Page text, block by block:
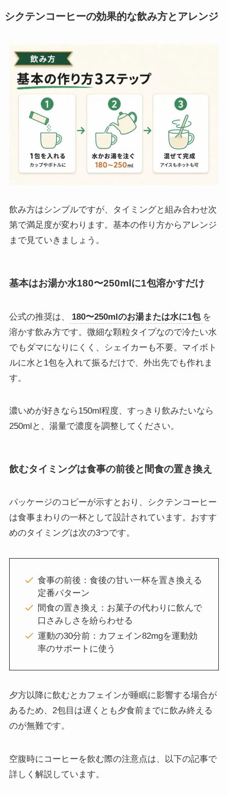
シクテンコーヒーの効果的な飲み方とアレンジ
飲み方はシンプルですが、タイミングと組み合わせ次
第で満足度が変わります。基本の作り方からアレンジ
まで見ていきましょう。
基本はお湯か水180〜250mlに1包溶かすだけ
公式の推奨は、 180〜250mlのお湯または水に1包 を
溶かす飲み方です。微細な顆粒タイプなので冷たい水
でもダマになりにくく、シェイカーも不要。マイボト
ルに水と1包を入れて振るだけで、外出先でも作れま
す。
濃いめが好きなら150ml程度、すっきり飲みたいなら
250mlと、湯量で濃度を調整してください。
飲むタイミングは食事の前後と間食の置き換え
パッケージのコピーが示すとおり、シクテンコーヒー
は食事まわりの一杯として設計されています。おすす
めのタイミングは次の3つです。
食事の前後：食後の甘い一杯を置き換える
定番パターン
間食の置き換え：お菓子の代わりに飲んで
口さみしさを紛らわせる
運動の30分前：カフェイン82mgを運動効
率のサポートに使う
夕方以降に飲むとカフェインが睡眠に影響する場合が
あるため、2包目は遅くとも夕食前までに飲み終える
のが無難です。
空腹時にコーヒーを飲む際の注意点は、以下の記事で
詳しく解説しています。